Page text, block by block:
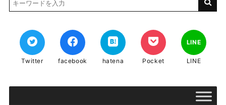
Twitter facebook hatena Pocket
LINE
LINE